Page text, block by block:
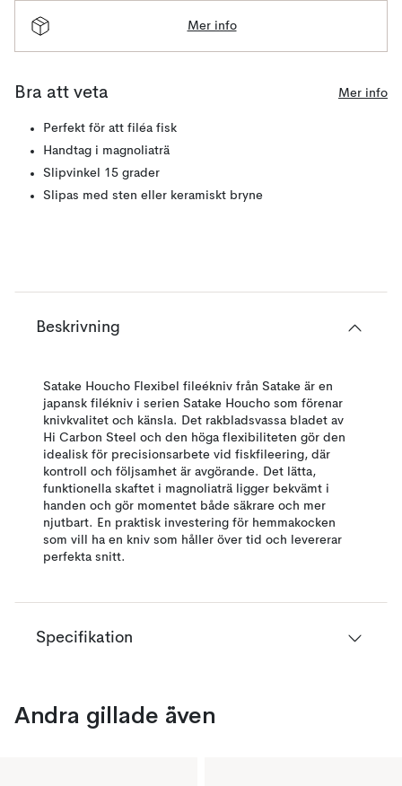
Mer info
Bra att veta Mer info
Perfekt för att filéa fisk
Handtag i magnoliaträ
Slipvinkel 15 grader
Slipas med sten eller keramiskt bryne
Beskrivning
Satake Houcho Flexibel fileékniv från Satake är en
japansk filékniv i serien Satake Houcho som förenar
knivkvalitet och känsla. Det rakbladsvassa bladet av
Hi Carbon Steel och den höga flexibiliteten gör den
idealisk för precisionsarbete vid fiskfileering, där
kontroll och följsamhet är avgörande. Det lätta,
funktionella skaftet i magnoliaträ ligger bekvämt i
handen och gör momentet både säkrare och mer
njutbart. En praktisk investering för hemmakocken
som vill ha en kniv som håller över tid och levererar
perfekta snitt.
Specifikation
Andra gillade även